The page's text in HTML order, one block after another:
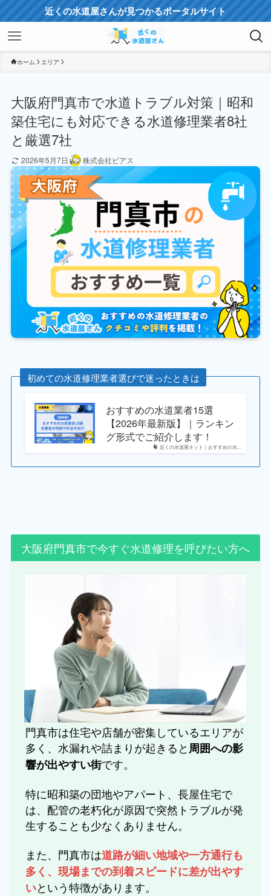
近くの水道屋さんが見つかるポータルサイト
ホーム エリア
大阪府門真市で水道トラブル対策｜昭和
築住宅にも対応できる水道修理業者8社
と厳選7社
2026年5月7日 株式会社ビアス
初めての水道修理業者選びで迷ったときは
近くの水道屋ネット｜おすすめの水...
おすすめの水道業者15選
【2026年最新版】｜ランキン
グ形式でご紹介します！
大阪府門真市で今すぐ水道修理を呼びたい方へ
門真市は住宅や店舗が密集しているエリアが
多く、水漏れや詰まりが起きると周囲への影
響が出やすい街です。
特に昭和築の団地やアパート、長屋住宅で
は、配管の老朽化が原因で突然トラブルが発
生することも少なくありません。
また、門真市は道路が細い地域や一方通行も
多く、現場までの到着スピードに差が出やす
いという特徴があります。